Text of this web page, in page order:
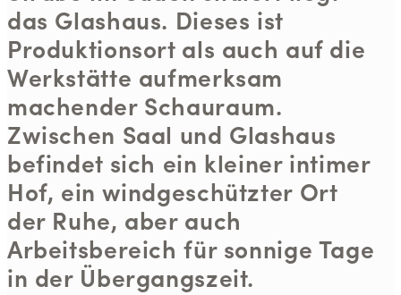
das Glashaus. Dieses ist
Produktionsort als auch auf die
Werkstätte aufmerksam
machender Schauraum.
Zwischen Saal und Glashaus
befindet sich ein kleiner intimer
Hof, ein windgeschützter Ort
der Ruhe, aber auch
Arbeitsbereich für sonnige Tage
in der Übergangszeit.